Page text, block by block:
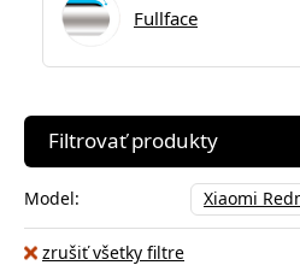
Fullface
Filtrovať produkty
Model: Xiaomi
zrušiť všetky filtre